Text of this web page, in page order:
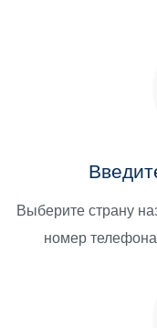
Выберите страну
номер